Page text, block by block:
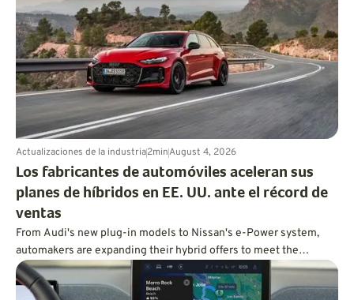
Actualizaciones de la industria2minAugust 4, 2026
Los fabricantes de automóviles aceleran sus
planes de híbridos en EE. UU. ante el récord de
ventas
From Audi's new plug-in models to Nissan's e-Power system,
automakers are expanding their hybrid offers to meet the
demand for efficient vehicles.